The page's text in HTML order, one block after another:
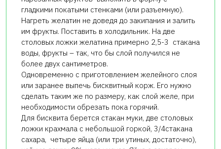
гладкими покатыми стенками (или разъемную).
Нагреть желатин не доведя до закипания и залить
им фрукты. Поставить в холодильник. На две
столовых ложки желатина примерно 2,5-3 стакана
воды, фрукты – так, что бы слой получился не
более двух сантиметров.
Одновременно с приготовлением желейного слоя
или заранее выпечь бисквитный корж. Его нужно
сделать таким же по размеру, как слой желе, при
необходимости обрезать пока горячий.
Для бисквита берется стакан муки, две столовых
ложки крахмала с небольшой горкой, 3/4стакана
сахара, четыре яйца (или три утиных, достаточно),